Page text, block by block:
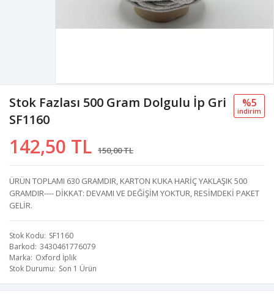
Stok Fazlası 500 Gram Dolgulu İp Gri
SF1160
142,50 TL 150,00 TL
%5
i̇ndi̇ri̇m
ÜRÜN TOPLAMI 630 GRAMDIR, KARTON KUKA HARİÇ YAKLAŞIK 500
GRAMDIR---- DİKKAT: DEVAMI VE DEĞİŞİM YOKTUR, RESİMDEKİ PAKET
GELİR.
Stok Kodu SF1160
Barkod 3430461776079
Marka Oxford İplik
Stok Durumu Son 1 Ürün